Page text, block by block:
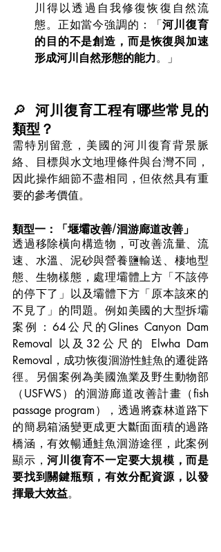
川得以透過自我修復恢復自然流
態。正如當今強調的：「河川復育
的目的不是創造，而是恢復與加速
形成河川自然形態的能力。」
🔎 河川復育工程有哪些常見的
類型？
需特別留意，美國的河川復育背景脈
絡、目標與水文地理條件與台灣不同，
因此操作細節不盡相同，但依然具有重
要的參考價值。
類型一：「堰壩改善/洄游廊道改善」
透過移除橫向構造物，可改善流量、流
速、水溫、泥砂與營養鹽輸送、棲地型
態、生物樣態，處理壩體上方「不該停
的停下了」以及壩體下方「原本該來的
不見了」的問題。例如美國的大型拆壩
案例：64公尺的Glines Canyon Dam
Removal 以及32公尺的 Elwha Dam
Removal，成功恢復洄游性鮭魚的遷徙路
徑。另個案例為美國漁業及野生動物部
（USFWS）的洄游廊道改善計畫（fish
passage program），透過將森林道路下
的簡易箱涵變更成更大斷面面積的過路
橋涵，有效暢通鮭魚洄游途徑，此案例
顯示，河川復育不一定要大規模，而是
要找到關鍵瓶頸，有效分配資源，以發
揮最大效益。